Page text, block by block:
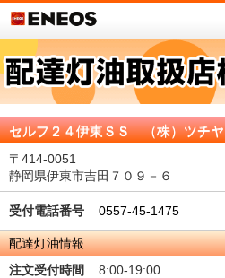
セルフ２４伊東ＳＳ （株）ツチヤ
〒414-0051
静岡県伊東市吉田７０９－６
受付電話番号 0557-45-1475
配達灯油情報
注文受付時間
8:00-19:00